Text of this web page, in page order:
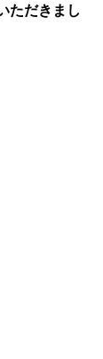
ただきまし